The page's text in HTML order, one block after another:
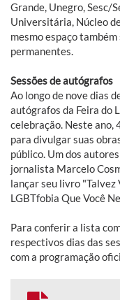
Grande, Unegro, Sesc/
Universitária, Núcleo
mesmo espaço
permanentes.
Sessões de autógrafos
Ao longo de nove dias
autógrafos da Feira do
celebração. Neste ano,
para divulgar suas
público. Um dos
jornalista Marcelo
lançar seu livro "Talvez
LGBTfobia Que Você
Para conferir a lista
respectivos dias das
com a programação